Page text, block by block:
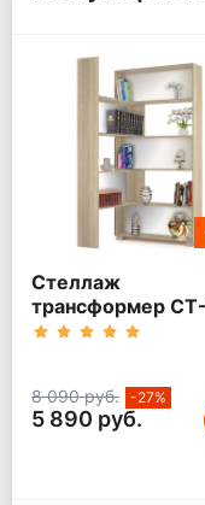
Стеллаж
трансформер
дуб сонома
8 090 руб. -27%
5 890 руб.